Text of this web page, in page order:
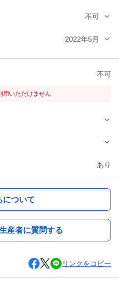
不可
2022年5月
不可
用いただけません
あり
について
産者に質問する
リンクをコピー